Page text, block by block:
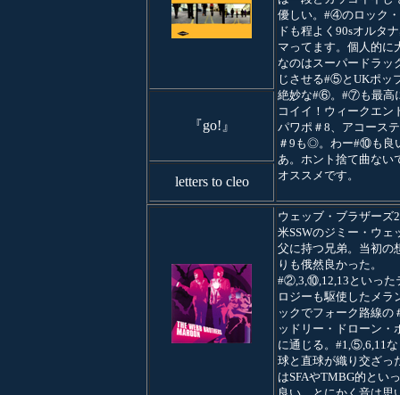
優しい。#④のロック
ドも程よく90sオルタ
マってます。個人的に
なのはスーパードラッ
じさせる#⑤とUKポッ
絶妙な#⑥。#⑦も最高
コイイ！ウィークエン
パワポ＃8、アコース
＃9も◎。わー#⑩も良
あ。ホント捨て曲ない
オススメです。
『go!』
letters to cleo
ウェッブ・ブラザーズ
米SSWのジミー・ウェ
父に持つ兄弟。当初の
りも俄然良かった。
#②,3,⑩,12,13といった
ロジーも駆使したメラ
ックでフォーク路線の
ッドリー・ドローン・
に通じる。#1,⑤,6,11
球と直球が織り交ざっ
はSFAやTMBG的とい